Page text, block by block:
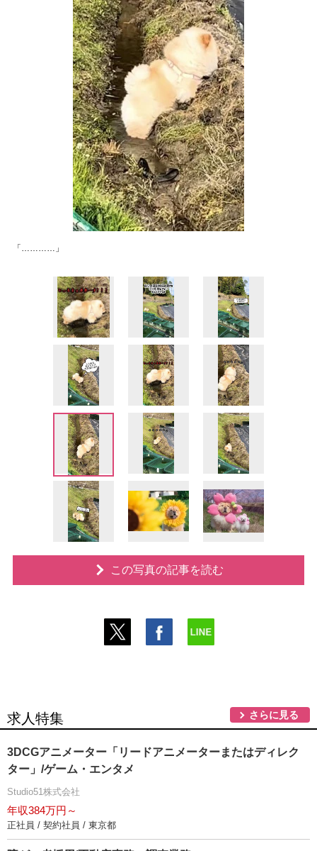
「…………」
この写真の記事を読む
求人特集 さらに見る
3DCGアニメーター「リードアニメーターまたはディレク
ター」/ゲーム・エンタメ
Studio51株式会社
年収384万円～
正社員 / 契約社員 / 東京都